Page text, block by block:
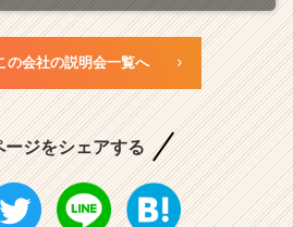
の会社の説明会一覧へ
ージをシェアする